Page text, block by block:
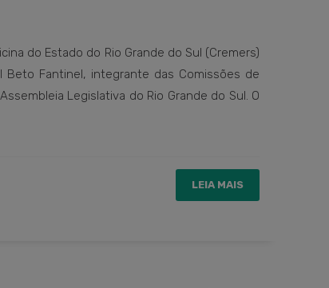
do Estado do Rio Grande do Sul (Cremers)
Fantinel, integrante das Comissões de
Legislativa do Rio Grande do Sul. O
LEIA MAIS